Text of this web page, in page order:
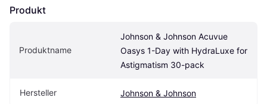
Produkt
Produktname
Johnson & Johnson Acuvue
Oasys 1-Day with HydraLuxe for
Astigmatism 30-pack
Hersteller Johnson & Johnson